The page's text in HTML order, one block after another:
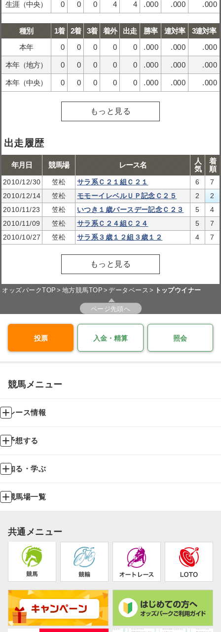
生涯（中央） 0 0 0 4 4 .000 .000 .000
種別 1着 2着 3着 着外 出走 勝率 連対率
3連対率
本年
0 0 0 0 0 .000 .000 .000
本年（地方） 0 0 0 0 0 .000 .000 .000
本年（中央） 0 0 0 0 0 .000 .000 .000
もっと見る
出走履歴
年月日 競馬場 レース名
人
気
着
順
2010/12/30 笠松 サラ系Ｃ２１組Ｃ２１ 6
7
2010/12/14
笠松 モモーイレベルＵＰ記念Ｃ２５ 2
2
2010/11/23
笠松 いつき１歳バースデー記念Ｃ２３ 5
4
2010/11/09
笠松 サラ系Ｃ２４組Ｃ２４ 5
7
2010/10/27
笠松 サラ系３歳１２組３歳１２ 4 7
もっと見る
オッズパークTOP 地方競馬TOP データベース トップウイナー
ページ先頭へ
投票 入金・精算 照会
競馬メニュー
レース情報
予想する
知る・学ぶ
競馬場一覧
共通メニュー